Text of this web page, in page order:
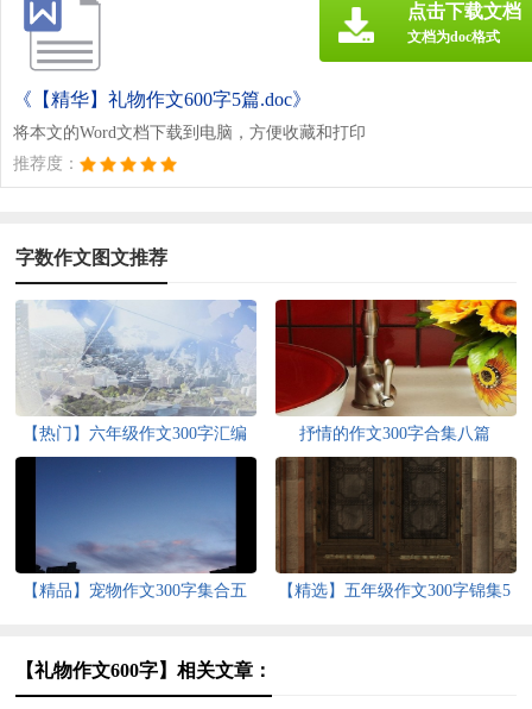
《【精华】礼物作文600字5篇.doc》
将本文的Word文档下载到电脑，方便收藏和打印
推荐度：
点击下载文档
文档为doc格式
字数作文图文推荐
【热门】六年级作文300字汇编
抒情的作文300字合集八篇
【精品】宠物作文300字集合五
【精选】五年级作文300字锦集5
【礼物作文600字】相关文章：